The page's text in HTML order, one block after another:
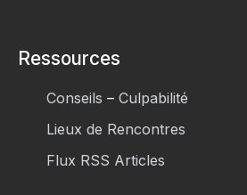
Ressources
Conseils – Culpabilité
Lieux de Rencontres
Flux RSS Articles